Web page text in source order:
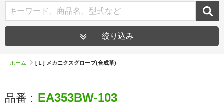
絞り込み
ホーム [Ｌ] メカニクスグローブ(合成革)
品番 : EA353BW-103